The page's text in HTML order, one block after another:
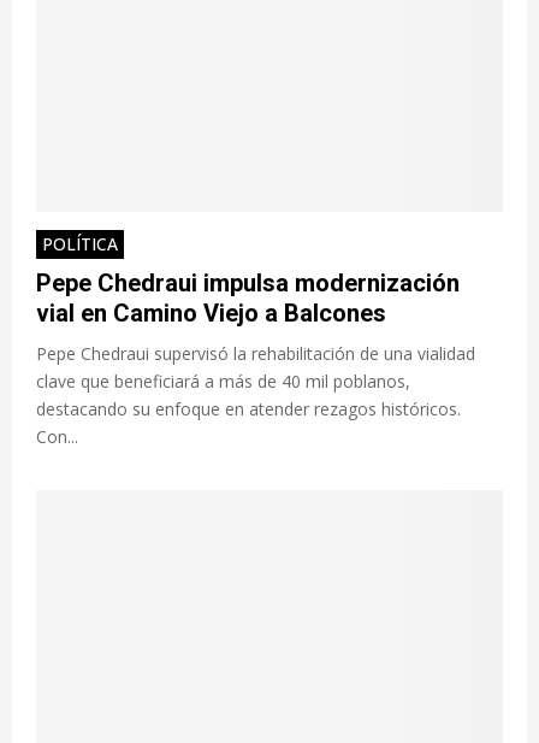
POLÍTICA
Pepe Chedraui impulsa modernización
vial en Camino Viejo a Balcones
Pepe Chedraui supervisó la rehabilitación de una vialidad
clave que beneficiará a más de 40 mil poblanos,
destacando su enfoque en atender rezagos históricos.
Con...